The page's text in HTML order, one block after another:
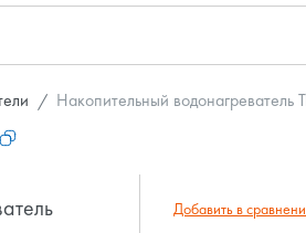
Накопительный водонагреватель
Добавить в